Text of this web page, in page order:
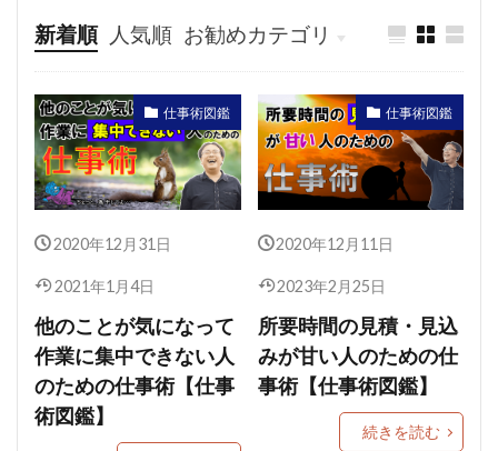
新着順 人気順 お勧めカテゴリ
仕事術図鑑
2020年12月31日
2021年1月4日
他のことが気になって
作業に集中できない人
のための仕事術【仕事
術図鑑】
仕事術図鑑
2020年12月11日
2023年2月25日
所要時間の見積・見込
みが甘い人のための仕
事術【仕事術図鑑】
続きを読む